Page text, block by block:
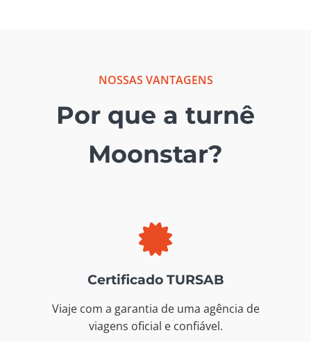
NOSSAS VANTAGENS
Por que a turnê
Moonstar?
Certificado TURSAB
Viaje com a garantia de uma agência de
viagens oficial e confiável.